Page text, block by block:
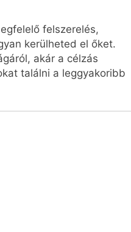
felszerelés,
kerülheted el őket.
akár a célzás
találni a leggyakoribb